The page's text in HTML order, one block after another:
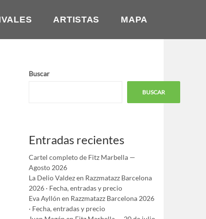
ARTISTAS MAPA
Buscar
BUSCAR
Entradas recientes
Cartel completo de Fitz Marbella —
Agosto 2026
La Delio Valdez en Razzmatazz Barcelona
2026 · Fecha, entradas y precio
Eva Ayllón en Razzmatazz Barcelona 2026
· Fecha, entradas y precio